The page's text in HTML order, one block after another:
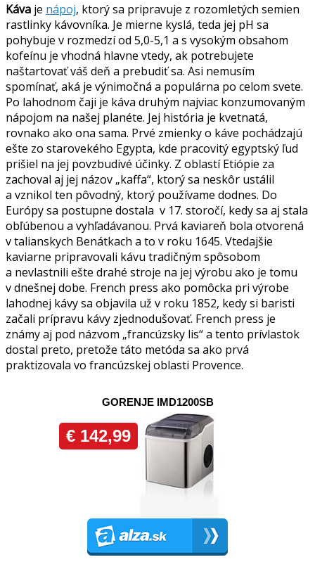
Káva je nápoj, ktorý sa pripravuje z rozomletých semien
rastlinky kávovníka. Je mierne kyslá, teda jej pH sa
pohybuje v rozmedzí od 5,0-5,1 a s vysokým obsahom
kofeínu je vhodná hlavne vtedy, ak potrebujete
naštartovať váš deň a prebudiť sa. Asi nemusím
spomínať, aká je výnimočná a populárna po celom svete.
Po lahodnom čaji je káva druhým najviac konzumovaným
nápojom na našej planéte. Jej história je kvetnatá,
rovnako ako ona sama. Prvé zmienky o káve pochádzajú
ešte zo starovekého Egypta, kde pracovitý egyptský ľud
prišiel na jej povzbudivé účinky. Z oblastí Etiópie za
zachoval aj jej názov „kaffa“, ktorý sa neskôr ustálil
a vznikol ten pôvodný, ktorý používame dodnes. Do
Európy sa postupne dostala v 17. storočí, kedy sa aj stala
obľúbenou a vyhľadávanou. Prvá kaviareň bola otvorená
v talianskych Benátkach a to v roku 1645. Vtedajšie
kaviarne pripravovali kávu tradičným spôsobom
a nevlastnili ešte drahé stroje na jej výrobu ako je tomu
v dnešnej dobe. French press ako pomôcka pri výrobe
lahodnej kávy sa objavila už v roku 1852, kedy si baristi
začali prípravu kávy zjednodušovať. French press je
známy aj pod názvom „francúzsky lis“ a tento prívlastok
dostal preto, pretože táto metóda sa ako prvá
praktizovala vo francúzskej oblasti Provence.